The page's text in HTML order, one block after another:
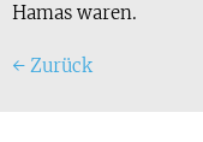
Hamas waren.
← Zurück